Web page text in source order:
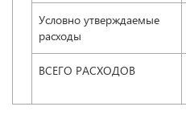
Условно утверждаемые
расходы
ВСЕГО РАСХОДОВ